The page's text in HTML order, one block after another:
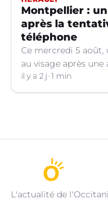
Montpellier :
après la
téléphone
Ce mercredi 5 août,
au visage après
téléphone portable
il y a 2 j 1 min
L'actualité de